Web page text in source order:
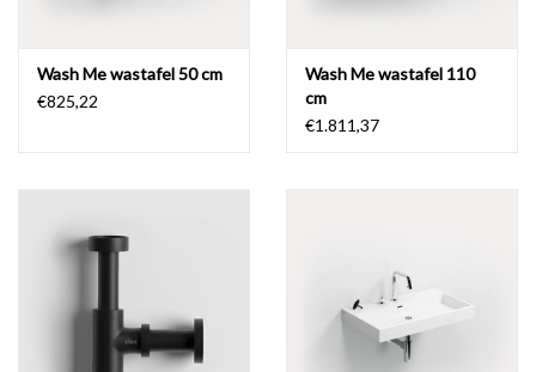
Wash Me wastafel 50 cm
€825,22
Wash Me wastafel 110
cm
€1.811,37